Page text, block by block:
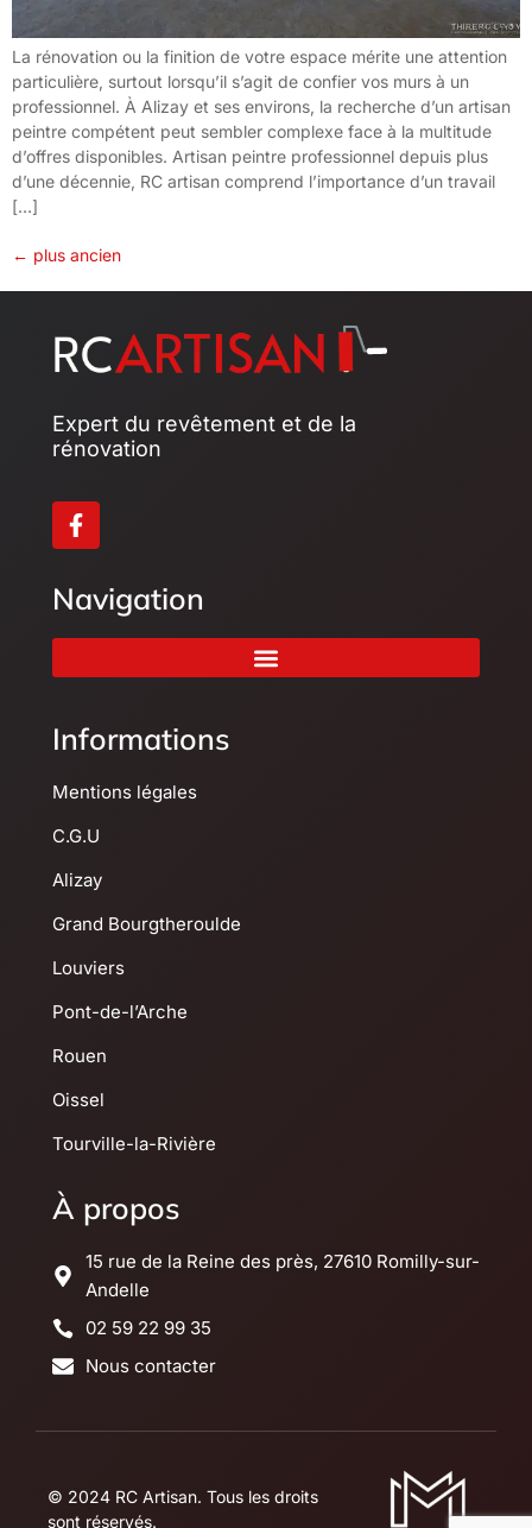
La rénovation ou la finition de votre espace mérite une attention
particulière, surtout lorsqu’il s’agit de confier vos murs à un
professionnel. À Alizay et ses environs, la recherche d’un artisan
peintre compétent peut sembler complexe face à la multitude
d’offres disponibles. Artisan peintre professionnel depuis plus
d’une décennie, RC artisan comprend l’importance d’un travail
[…]
← plus ancien
Expert du revêtement et de la
rénovation
Navigation
Informations
Mentions légales
C.G.U
Alizay
Grand Bourgtheroulde
Louviers
Pont-de-l’Arche
Rouen
Oissel
Tourville-la-Rivière
À propos
15 rue de la Reine des près, 27610 Romilly-sur-
Andelle
02 59 22 99 35
Nous contacter
© 2024 RC Artisan. Tous les droits
sont réservés.